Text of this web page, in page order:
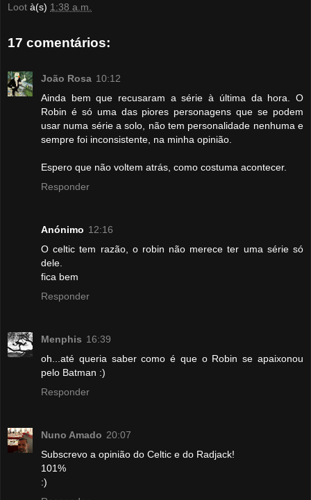
Loot à(s) 1:38 a.m.
17 comentários:
João Rosa 10:12
Ainda bem que recusaram a série à última da hora. O
Robin é só uma das piores personagens que se podem
usar numa série a solo, não tem personalidade nenhuma e
sempre foi inconsistente, na minha opinião.
Espero que não voltem atrás, como costuma acontecer.
Responder
Anónimo 12:16
O celtic tem razão, o robin não merece ter uma série só
dele.
fica bem
Responder
Menphis 16:39
oh...até queria saber como é que o Robin se apaixonou
pelo Batman :)
Responder
Nuno Amado 20:07
Subscrevo a opinião do Celtic e do Radjack!
101%
:)